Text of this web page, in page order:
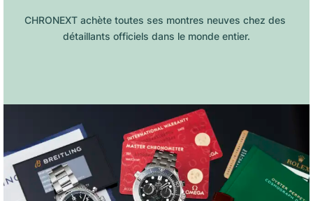
CHRONEXT achète toutes ses montres neuves chez des
détaillants officiels dans le monde entier.